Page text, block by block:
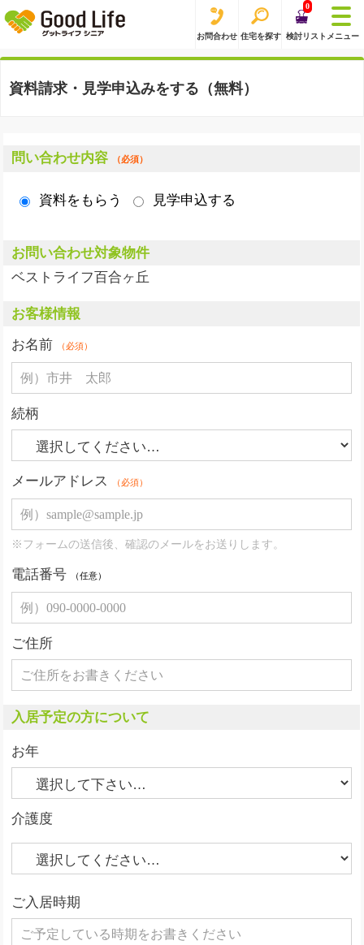
お問合わせ 住宅を探す
0
検討リスト メニュー
資料請求・見学申込みをする（無料）
問い合わせ内容 （必須）
資料をもらう 見学申込する
お問い合わせ対象物件
ベストライフ百合ヶ丘
お客様情報
お名前
（必須）
続柄
メールアドレス （必須）
※フォームの送信後、確認のメールをお送りします。
電話番号 （任意）
ご住所
入居予定の方について
お年
介護度
ご入居時期